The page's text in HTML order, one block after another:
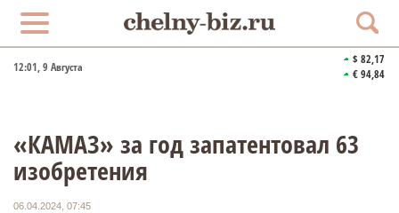
12:01, 9 Августа
$ 82,17
€ 94,84
«КАМАЗ» за год запатентовал 63
изобретения
06.04.2024, 07:45